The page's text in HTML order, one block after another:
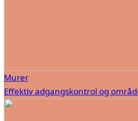
Murer
Effektiv adgangskontrol og